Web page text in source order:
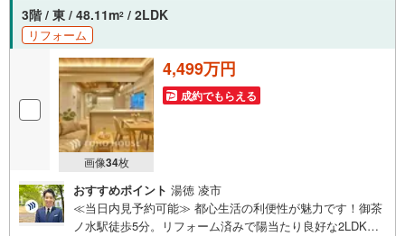
3階 / 東 / 48.11m2 / 2LDK
リフォーム
画像34枚
4,499万円
成約でもらえる
おすすめポイント 湯徳 凌市
≪当日内見予約可能≫ 都心生活の利便性が魅力です！御茶
ノ水駅徒歩5分。リフォーム済みで陽当たり良好な2LDKで